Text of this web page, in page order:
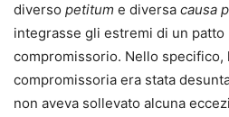
diverso petitum e diversa causa
integrasse gli estremi di un
compromissorio. Nello specifico,
compromissoria era stata
non aveva sollevato alcuna